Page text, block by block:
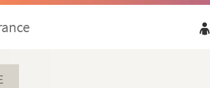
au ministre Michel Guy
Recoing